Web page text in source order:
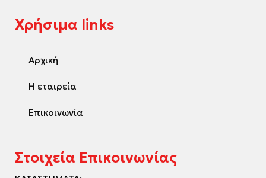
Χρήσιμα links
Αρχική
Η εταιρεία
Επικοινωνία
Στοιχεία Επικοινωνίας